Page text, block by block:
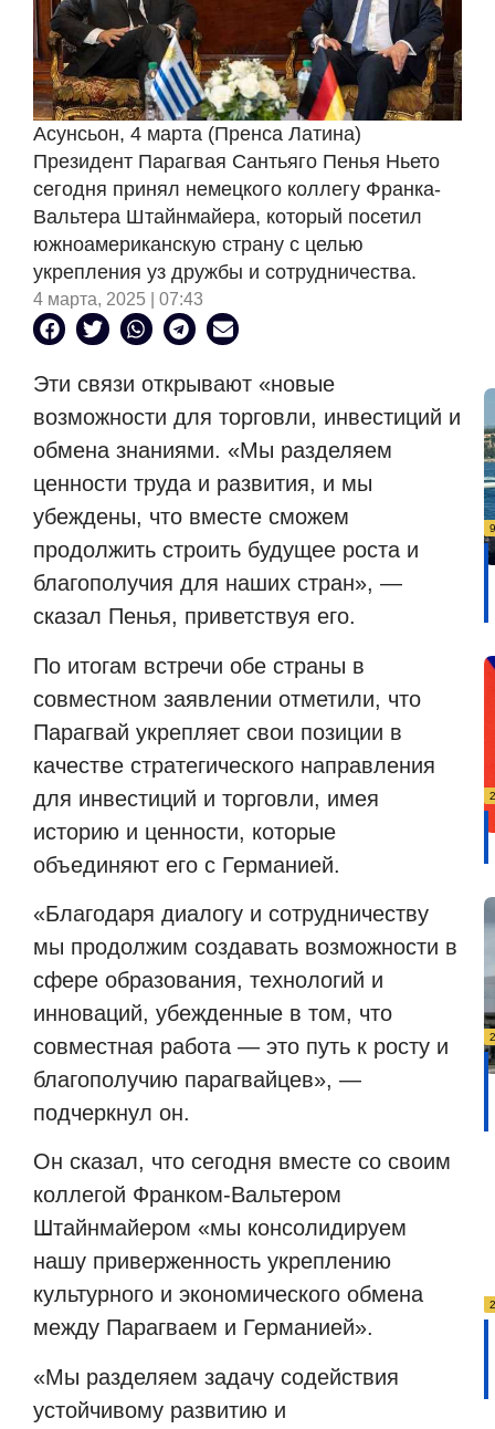
Асунсьон, 4 марта (Пренса Латина)
Президент Парагвая Сантьяго Пенья Ньето
сегодня принял немецкого коллегу Франка-
Вальтера Штайнмайера, который посетил
южноамериканскую страну с целью
укрепления уз дружбы и сотрудничества.
4 марта, 2025 | 07:43
Эти связи открывают «новые
возможности для торговли, инвестиций и
обмена знаниями. «Мы разделяем
ценности труда и развития, и мы
убеждены, что вместе сможем
продолжить строить будущее роста и
благополучия для наших стран», —
сказал Пенья, приветствуя его.
По итогам встречи обе страны в
совместном заявлении отметили, что
Парагвай укрепляет свои позиции в
качестве стратегического направления
для инвестиций и торговли, имея
историю и ценности, которые
объединяют его с Германией.
«Благодаря диалогу и сотрудничеству
мы продолжим создавать возможности в
сфере образования, технологий и
инноваций, убежденные в том, что
совместная работа — это путь к росту и
благополучию парагвайцев», —
подчеркнул он.
Он сказал, что сегодня вместе со своим
коллегой Франком-Вальтером
Штайнмайером «мы консолидируем
нашу приверженность укреплению
культурного и экономического обмена
между Парагваем и Германией».
«Мы разделяем задачу содействия
устойчивому развитию и